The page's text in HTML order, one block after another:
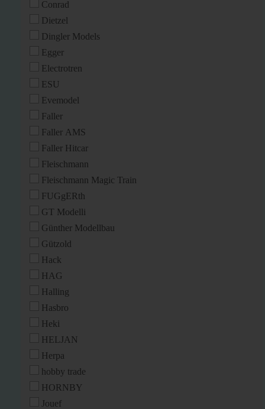
Conrad
Dietzel
Dingler Models
Egger
Electrotren
ESU
Evemodel
Faller
Faller AMS
Faller Hitcar
Fleischmann
Fleischmann Magic Train
FUGgERth
GT Modelli
Günther Modellbau
Gützold
Hack
HAG
Halling
Hasbro
Heki
HELJAN
Herpa
hobby trade
HORNBY
Jouef